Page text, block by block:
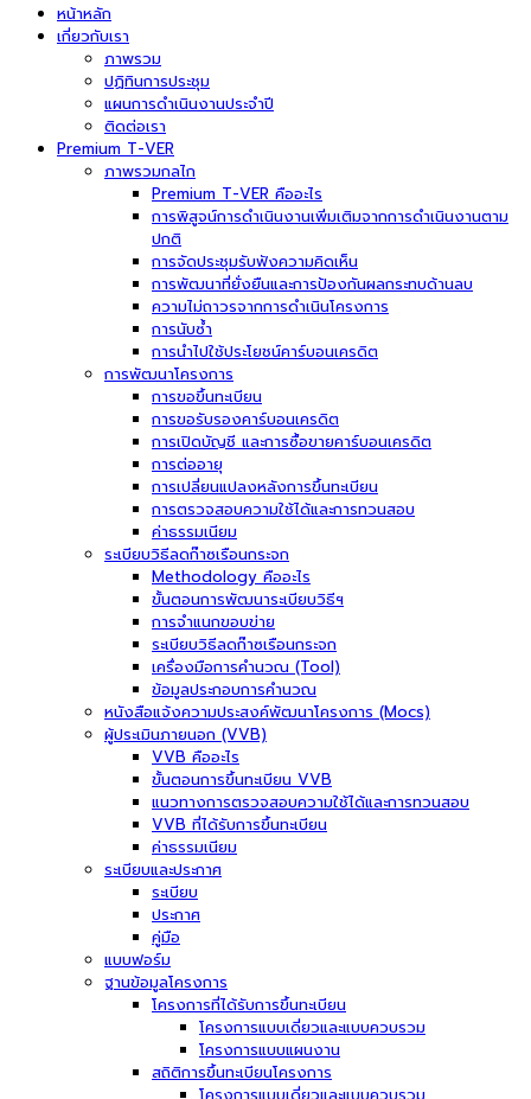
หน้าหลัก
เกี่ยวกับเรา
ภาพรวม
ปฏิทินการประชุม
แผนการดำเนินงานประจำปี
ติดต่อเรา
Premium T-VER
ภาพรวมกลไก
Premium T-VER คืออะไร
การพิสูจน์การดำเนินงานเพิ่มเติมจากการดำเนินงานตาม
ปกติ
การจัดประชุมรับฟังความคิดเห็น
การพัฒนาที่ยั่งยืนและการป้องกันผลกระทบด้านลบ
ความไม่ถาวรจากการดำเนินโครงการ
การนับซ้ำ
การนำไปใช้ประโยชน์คาร์บอนเครดิต
การพัฒนาโครงการ
การขอขึ้นทะเบียน
การขอรับรองคาร์บอนเครดิต
การเปิดบัญชี และการซื้อขายคาร์บอนเครดิต
การต่ออายุ
การเปลี่ยนแปลงหลังการขึ้นทะเบียน
การตรวจสอบความใช้ได้และการทวนสอบ
ค่าธรรมเนียม
ระเบียบวิธีลดก๊าซเรือนกระจก
Methodology คืออะไร
ขั้นตอนการพัฒนาระเบียบวิธีฯ
การจำแนกขอบข่าย
ระเบียบวิธีลดก๊าซเรือนกระจก
เครื่องมือการคำนวณ (Tool)
ข้อมูลประกอบการคำนวณ
หนังสือแจ้งความประสงค์พัฒนาโครงการ (Mocs)
ผู้ประเมินภายนอก (VVB)
VVB คืออะไร
ขั้นตอนการขึ้นทะเบียน VVB
แนวทางการตรวจสอบความใช้ได้และการทวนสอบ
VVB ที่ได้รับการขึ้นทะเบียน
ค่าธรรมเนียม
ระเบียบและประกาศ
ระเบียบ
ประกาศ
คู่มือ
แบบฟอร์ม
ฐานข้อมูลโครงการ
โครงการที่ได้รับการขึ้นทะเบียน
โครงการแบบเดี่ยวและแบบควบรวม
โครงการแบบแผนงาน
สถิติการขึ้นทะเบียนโครงการ